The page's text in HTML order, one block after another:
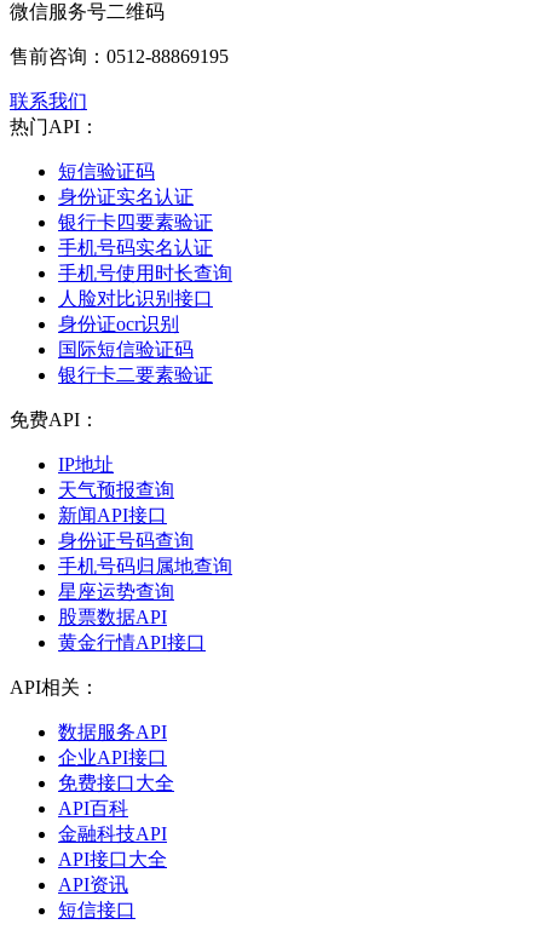
微信服务号二维码
售前咨询： 0512-88869195
联系我们
热门API：
短信验证码
身份证实名认证
银行卡四要素验证
手机号码实名认证
手机号使用时长查询
人脸对比识别接口
身份证ocr识别
国际短信验证码
银行卡二要素验证
免费API：
IP地址
天气预报查询
新闻API接口
身份证号码查询
手机号码归属地查询
星座运势查询
股票数据API
黄金行情API接口
API相关：
数据服务API
企业API接口
免费接口大全
API百科
金融科技API
API接口大全
API资讯
短信接口